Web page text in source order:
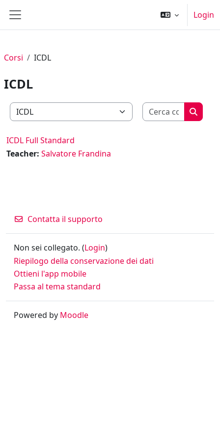
Pannello laterale
Login
Corsi ICDL
ICDL
Categorie di corso
Cerca
Cerca
ICDL Full Standard
Teacher: Salvatore Frandina
Contatta il supporto
Non sei collegato. (Login)
Riepilogo della conservazione dei dati
Ottieni l'app mobile
Passa al tema standard
Powered by Moodle